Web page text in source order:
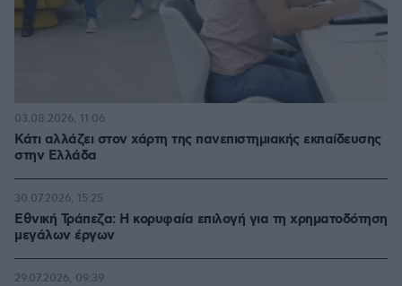
Κάτι αλλάζει στον χάρτη της πανεπιστημιακής εκπαίδευσης
στην Ελλάδα
03.08.2026, 11:06
Εθνική Τράπεζα: Η κορυφαία επιλογή για τη χρηματοδότηση
μεγάλων έργων
30.07.2026, 15:25
29.07.2026, 09:39